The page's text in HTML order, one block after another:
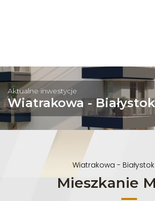
Aktualne inwestycje
Wiatrakowa - Białystok
Wiatrakowa - Białystok
Mieszkanie